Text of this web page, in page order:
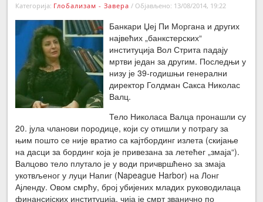
←Претходна вест
Следећа вест →
Категорија: Глобализам - Завера / Објављено: 13/08/2014, 19:22
Банкари Џеј Пи Моргана и других
највећих „банкстерских“
институција Вол Стрита падају
мртви један за другим. Последњи у
низу је 39-годишњи генерални
директор Голдман Сакса Николас
Валц.
Тело Николаса Валца пронашли су
20. јула чланови породице, који су отишли у потрагу за
њим пошто се није вратио са кајтбординг излета (скијање
на дасци за бординг која је привезана за летећег „змаја“).
Валцово тело плутало је у води причвршћено за змаја
укотвљеног у луци Напиг (Napeague Harbor) на Лонг
Ајленду. Овом смрћу, број убијених младих руководилаца
финансијских институција, чија је смрт званично по